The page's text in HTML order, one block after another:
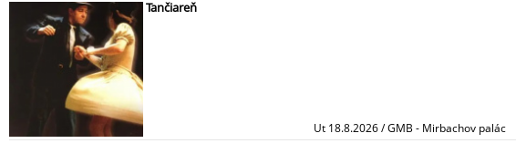
Tančiareň
Ut 18.8.2026 / GMB - Mirbachov palác